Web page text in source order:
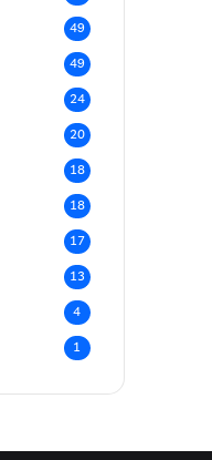
49
49
24
20
18
18
17
13
4
1